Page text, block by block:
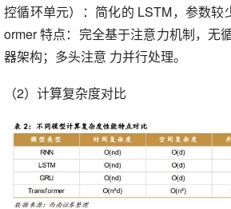
控循环单元）：简化的 LSTM，参数较
ormer 特点：完全基于注意力机制，无
器架构；多头注意 力并行处理。
（2）计算复杂度对比